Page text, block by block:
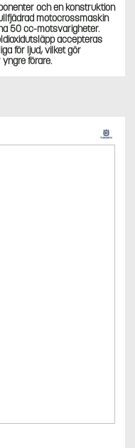
och en konstruktion
motocrossmaskin
50 cc-motsvarigheter.
accepteras
för ljud, vilket gör
förare.